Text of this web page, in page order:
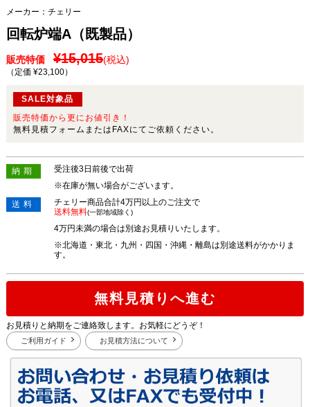
メーカー： チェリー
回転炉端A（既製品）
販売特価 ¥15,015(税込)
（定価 ¥23,100）
SALE対象品
販売特価から更にお値引き！
無料見積フォームまたはFAXにてご依頼ください。
納期
受注後3日前後で出荷
※在庫が無い場合がございます。
送料
チェリー商品合計4万円以上のご注文で
送料無料(一部地域除く)
4万円未満の場合は別途お見積りいたします。
※北海道・東北・九州・四国・沖縄・離島は別途送料がかかりま
す。
無料見積りへ進む
お見積りと納期をご連絡致します。お気軽にどうぞ！
ご利用ガイド お見積方法について